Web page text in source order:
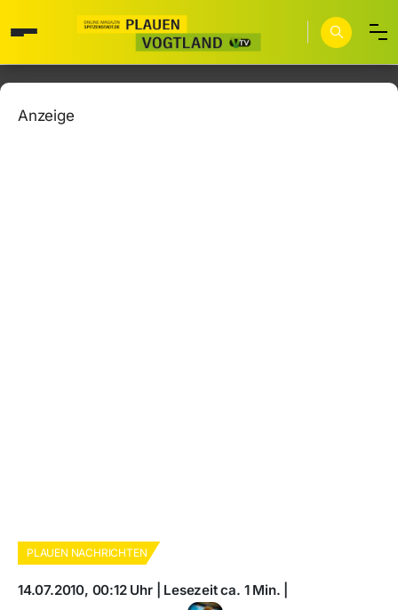
Anzeige
PLAUEN NACHRICHTEN
14.07.2010, 00:12 Uhr | Lesezeit ca. 1 Min. |